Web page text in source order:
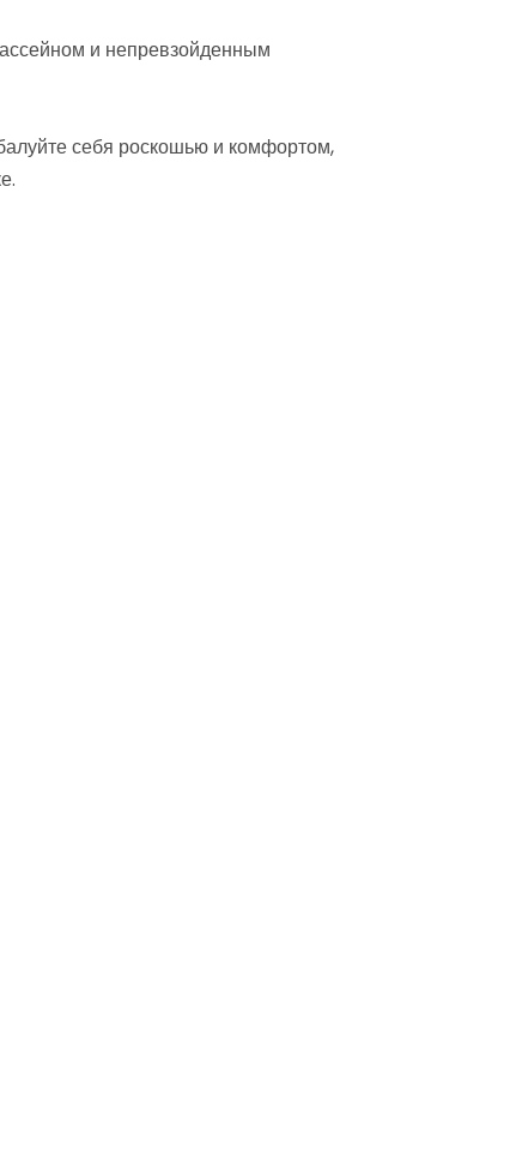
и непревзойденным
себя роскошью и комфортом,